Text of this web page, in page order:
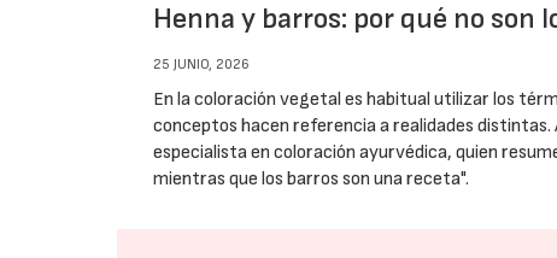
Henna y barros: por qué no son
25 JUNIO, 2026
En la coloración vegetal es habitual utilizar los
conceptos hacen referencia a realidades distintas.
especialista en coloración ayurvédica, quien
mientras que los barros son una receta".